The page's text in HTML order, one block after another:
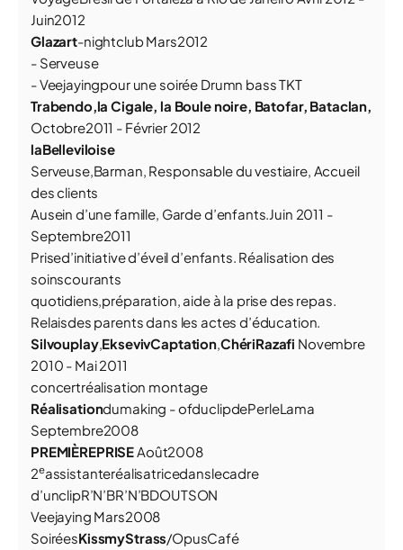
Juin2012
Glazart-nightclub Mars2012
- Serveuse
- Veejayingpour une soirée Drumn bass TKT
Trabendo,la Cigale, la Boule noire, Batofar, Bataclan,
Octobre2011 - Février 2012
laBelleviloise
Serveuse,Barman, Responsable du vestiaire, Accueil
des clients
Ausein d’une famille, Garde d’enfants.Juin 2011 -
Septembre2011
Prised’initiative d’éveil d’enfants. Réalisation des
soinscourants
quotidiens,préparation, aide à la prise des repas.
Relaisdes parents dans les actes d’éducation.
Silvouplay,EksevivCaptation,ChériRazafi Novembre
2010 - Mai 2011
concertréalisation montage
Réalisationdumaking - ofduclipdePerleLama
Septembre2008
PREMIÈREPRISEAoût2008
2eassistanteréalisatricedanslecadre
d’unclipR’N’BR’N’BDOUTSON
Veejaying Mars2008
SoiréesKissmyStrass/OpusCafé